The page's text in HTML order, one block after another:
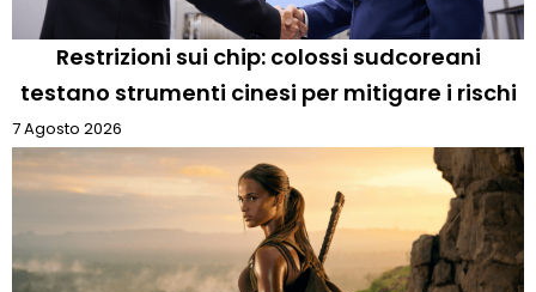
Restrizioni sui chip: colossi sudcoreani
testano strumenti cinesi per mitigare i rischi
7 Agosto 2026